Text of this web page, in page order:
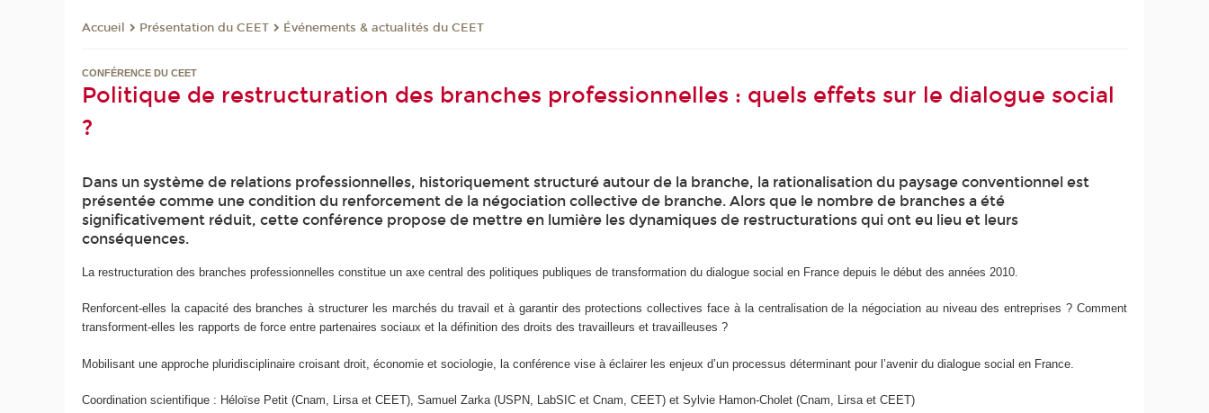
Accueil Présentation du CEET Événements & actualités du CEET
CONFÉRENCE DU CEET
Politique de restructuration des branches professionnelles : quels effets sur le dialogue social
?
Dans un système de relations professionnelles, historiquement structuré autour de la branche, la rationalisation du paysage conventionnel est
présentée comme une condition du renforcement de la négociation collective de branche. Alors que le nombre de branches a été
significativement réduit, cette conférence propose de mettre en lumière les dynamiques de restructurations qui ont eu lieu et leurs
conséquences.
La restructuration des branches professionnelles constitue un axe central des politiques publiques de transformation du dialogue social en France depuis le début des années 2010.
Renforcent-elles la capacité des branches à structurer les marchés du travail et à garantir des protections collectives face à la centralisation de la négociation au niveau des entreprises ? Comment
transforment-elles les rapports de force entre partenaires sociaux et la définition des droits des travailleurs et travailleuses ?
Mobilisant une approche pluridisciplinaire croisant droit, économie et sociologie, la conférence vise à éclairer les enjeux d’un processus déterminant pour l’avenir du dialogue social en France.
Coordination scientifique : Héloïse Petit (Cnam, Lirsa et CEET), Samuel Zarka (USPN, LabSIC et Cnam, CEET) et Sylvie Hamon-Cholet (Cnam, Lirsa et CEET)